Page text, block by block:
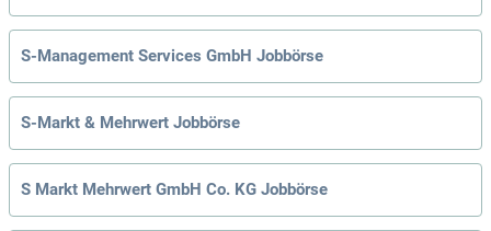
S-Management Services GmbH Jobbörse
S-Markt & Mehrwert Jobbörse
S Markt Mehrwert GmbH Co. KG Jobbörse